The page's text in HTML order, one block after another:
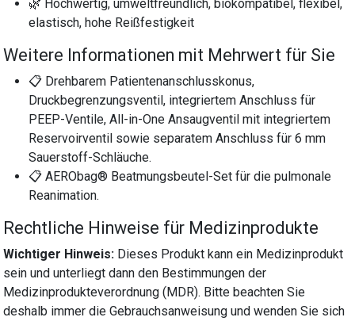
🌿 Hochwertig, umweltfreundlich, biokompatibel, flexibel,
elastisch, hohe Reißfestigkeit
Weitere Informationen mit Mehrwert für Sie
📋 Drehbarem Patientenanschlusskonus,
Druckbegrenzungsventil, integriertem Anschluss für
PEEP-Ventile, All-in-One Ansaugventil mit integriertem
Reservoirventil sowie separatem Anschluss für 6 mm
Sauerstoff-Schläuche.
📋 AERObag® Beatmungsbeutel-Set für die pulmonale
Reanimation.
Rechtliche Hinweise für Medizinprodukte
Wichtiger Hinweis: Dieses Produkt kann ein Medizinprodukt
sein und unterliegt dann den Bestimmungen der
Medizinprodukteverordnung (MDR). Bitte beachten Sie
deshalb immer die Gebrauchsanweisung und wenden Sie sich